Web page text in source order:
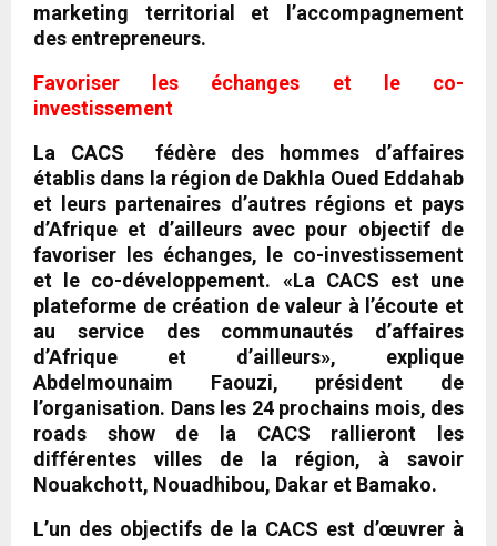
marketing territorial et l’accompagnement
des entrepreneurs.
Favoriser les échanges et le co-
investissement
La CACS fédère des hommes d’affaires
établis dans la région de Dakhla Oued Eddahab
et leurs partenaires d’autres régions et pays
d’Afrique et d’ailleurs avec pour objectif de
favoriser les échanges, le co-investissement
et le co-développement. «La CACS est une
plateforme de création de valeur à l’écoute et
au service des communautés d’affaires
d’Afrique et d’ailleurs», explique
Abdelmounaim Faouzi, président de
l’organisation. Dans les 24 prochains mois, des
roads show de la CACS rallieront les
différentes villes de la région, à savoir
Nouakchott, Nouadhibou, Dakar et Bamako.
L’un des objectifs de la CACS est d’œuvrer à